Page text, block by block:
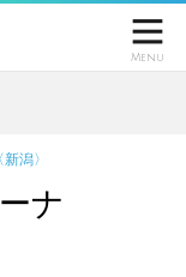

Menu
潟〉
ナ